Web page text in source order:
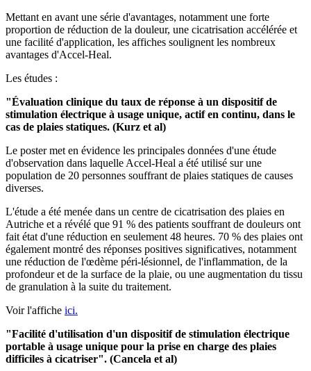
Mettant en avant une série d'avantages, notamment une forte
proportion de réduction de la douleur, une cicatrisation accélérée et
une facilité d'application, les affiches soulignent les nombreux
avantages d'Accel-Heal.
Les études :
"Évaluation clinique du taux de réponse à un dispositif de
stimulation électrique à usage unique, actif en continu, dans le
cas de plaies statiques. (Kurz et al)
Le poster met en évidence les principales données d'une étude
d'observation dans laquelle Accel-Heal a été utilisé sur une
population de 20 personnes souffrant de plaies statiques de causes
diverses.
L'étude a été menée dans un centre de cicatrisation des plaies en
Autriche et a révélé que 91 % des patients souffrant de douleurs ont
fait état d'une réduction en seulement 48 heures. 70 % des plaies ont
également montré des réponses positives significatives, notamment
une réduction de l'œdème péri-lésionnel, de l'inflammation, de la
profondeur et de la surface de la plaie, ou une augmentation du tissu
de granulation à la suite du traitement.
Voir l'affiche ici.
"Facilité d'utilisation d'un dispositif de stimulation électrique
portable à usage unique pour la prise en charge des plaies
difficiles à cicatriser". (Cancela et al)